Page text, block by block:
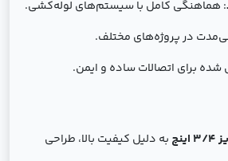
: هماهنگی کامل با سیستم‌های لوله‌کشی.
در پروژه‌های مختلف.
شده برای اتصالات ساده و ایمن.
به دلیل کیفیت بالا، طراحی